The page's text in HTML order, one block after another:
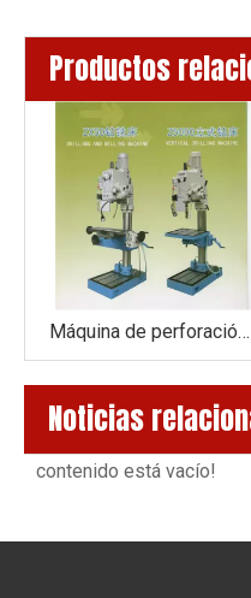
Productos
Máquina de perforación y fresado ZX50
Noticias
contenido está vacío!